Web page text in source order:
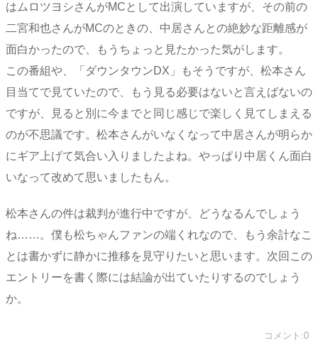
はムロツヨシさんがMCとして出演していますが、その前の
二宮和也さんがMCのときの、中居さんとの絶妙な距離感が
面白かったので、もうちょっと見たかった気がします。
この番組や、「ダウンタウンDX」もそうですが、松本さん
目当てで見ていたので、もう見る必要はないと言えばないの
ですが、見ると別に今までと同じ感じで楽しく見てしまえる
のが不思議です。松本さんがいなくなって中居さんが明らか
にギア上げて気合い入りましたよね。やっぱり中居くん面白
いなって改めて思いましたもん。
松本さんの件は裁判が進行中ですが、どうなるんでしょう
ね……。僕も松ちゃんファンの端くれなので、もう余計なこ
とは書かずに静かに推移を見守りたいと思います。次回この
エントリーを書く際には結論が出ていたりするのでしょう
か。
コメント:0